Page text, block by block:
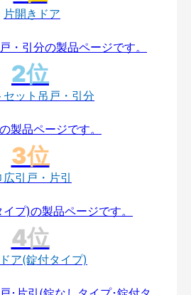
片開きドア
セット吊戸・引分
広引戸・片引
ア(錠付タイプ)